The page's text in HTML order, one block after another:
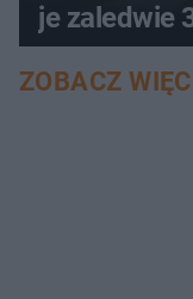
je zaledwie
ZOBACZ